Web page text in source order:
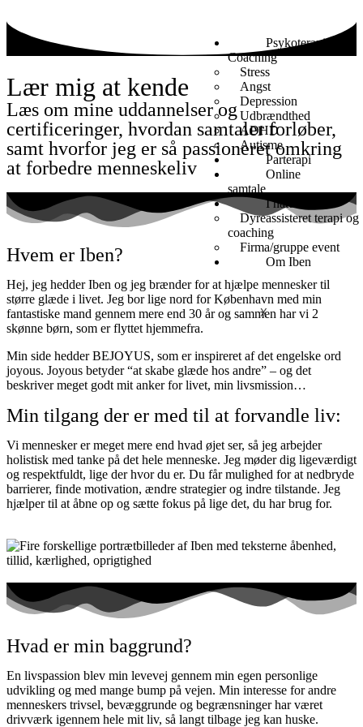
Psykoterapi /
Coaching
Stress
Angst
Depression
Udbrændthed
ADHD
Autisme
Parterapi
Online
samtale
I naturen
Dyreassisteret terapi og
coaching
Firma/gruppe event
Om Iben
X
Lær mig at kende
Læs om mine uddannelser og
certificeringer, hvordan samtaler forløber,
samt hvorfor jeg er så passioneret omkring
at forbedre menneskeliv
Hvem er Iben?
Hej, jeg hedder Iben og jeg brænder for at hjælpe mennesker til
større glæde i livet. Jeg bor lige nord for København med min
fantastiske mand gennem mere end 30 år og sammen har vi 2
skønne børn, som er flyttet hjemmefra.
Min side hedder BEJOYUS, som er inspireret af det engelske ord
joyous. Joyous betyder “at skabe glæde hos andre” – og det
beskriver meget godt mit anker for livet, min livsmission…
Min tilgang der er med til at forvandle liv:
Vi mennesker er meget mere end hvad øjet ser, så jeg arbejder
holistisk med tanke på det hele menneske. Jeg møder dig ligeværdigt
og respektfuldt, lige der hvor du er. Du får mulighed for at nedbryde
barrierer, finde motivation, ændre strategier og indre tilstande. Jeg
hjælper til at åbne op og sætte fokus på lige det, du har brug for.
Hvad er min baggrund?
En livspassion blev min levevej gennem min egen personlige
udvikling og med mange bump på vejen. Min interesse for andre
menneskers trivsel, bevæggrunde og begrænsninger har været
drivværk igennem hele mit liv, så langt tilbage jeg kan huske.